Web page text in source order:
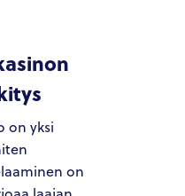
on yksi
on